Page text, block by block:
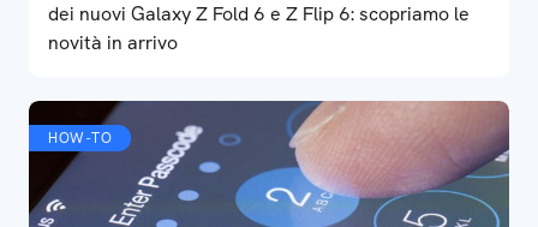
dei nuovi Galaxy Z Fold 6 e Z Flip 6: scopriamo le
novità in arrivo
HOW-TO